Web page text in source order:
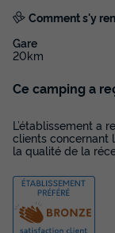
Surface
Cafetière
APPARTEMENT
Comment s'y
Gare
20km
Ce camping a
L’établissement a
clients concernant
la qualité de la